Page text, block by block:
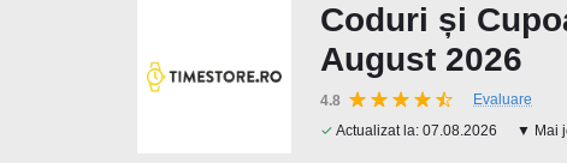
Coduri și
August 2026
4.8
Evaluare
✓ Actualizat la: 07.08.2026 ▼ Mai